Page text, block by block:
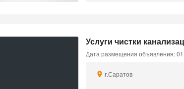
Услуги чистки
Дата размещения объявления:
г.Саратов